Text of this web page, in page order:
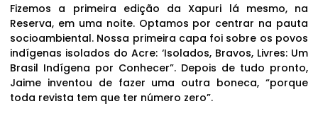
Fizemos a primeira edição da Xapuri lá mesmo, na
Reserva, em uma noite. Optamos por centrar na pauta
socioambiental. Nossa primeira capa foi sobre os povos
indígenas isolados do Acre: ‘Isolados, Bravos, Livres: Um
Brasil Indígena por Conhecer”. Depois de tudo pronto,
Jaime inventou de fazer uma outra boneca, “porque
toda revista tem que ter número zero”.